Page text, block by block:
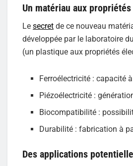
Un matériau aux
Le secret de ce nouveau
développée par le laboratoire
(un plastique aux propriétés
Ferroélectricité : capacité
Piézoélectricité :
Biocompatibilité :
Durabilité : fabrication à
Des applications